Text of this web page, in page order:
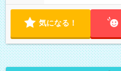
気になる！